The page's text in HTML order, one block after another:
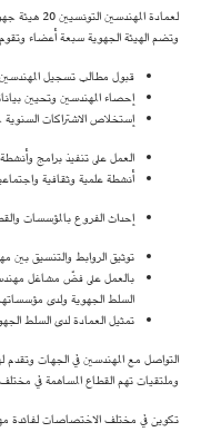
لعمادة
وتضم الهيئة الجهوية سبعة أعضاء
قبول مطالب تسجيل
إحصاء المهندسين وتحيين
إستخلاص الاشتراكات
العمل على تنفيذ برامج
أنشطة علمية وثقافية
إحداث الفروع بالمؤسسات
توثيق الروابط والتنسيق بين
بالعمل على فضّ مشاغل
السلط الجهوية ولدى
تمثيل العمادة لدى السلط
التواصل مع المهندسين في الجهات
وملتقيات تهم القطاع المساهمة في
تكوين في مختلف الاختصاصات لفائدة